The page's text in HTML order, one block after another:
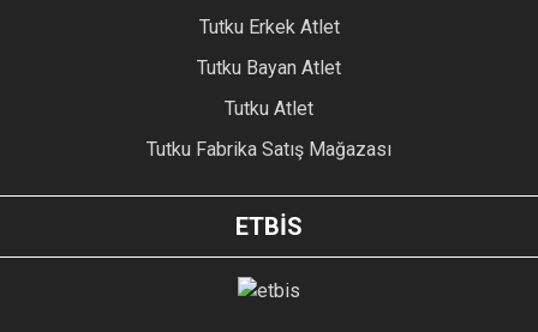
Tutku Erkek Atlet
Tutku Bayan Atlet
Tutku Atlet
Tutku Fabrika Satış Mağazası
ETBİS